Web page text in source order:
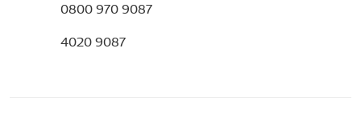
0800 970 9087
4020 9087